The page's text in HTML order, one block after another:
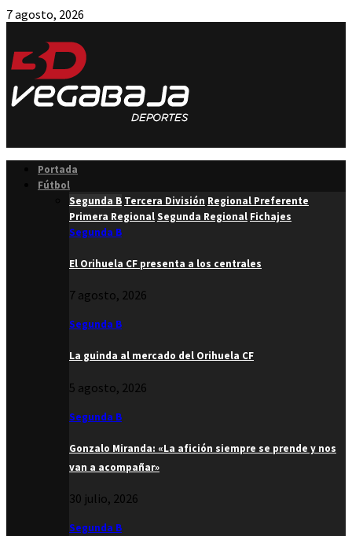
7 agosto, 2026
Portada
Fútbol
Segunda B Tercera División Regional Preferente
Primera RegionalSegunda Regional Fichajes
Segunda B
El Orihuela CF presenta a los centrales
7 agosto, 2026
Segunda B
La guinda al mercado del Orihuela CF
5 agosto, 2026
Segunda B
Gonzalo Miranda: «La afición siempre se prende y nos
van a acompañar»
30 julio, 2026
Segunda B